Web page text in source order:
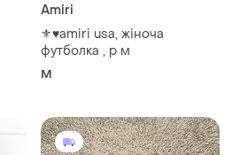
Amiri
⚜️♥️amiri usa, жіноча
футболка , р м
M